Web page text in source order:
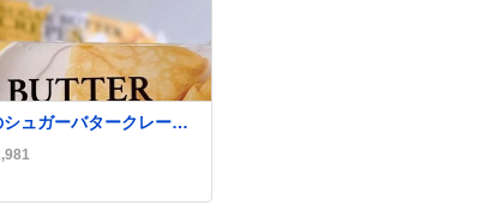
ュガーバタークレープ
い溜め🛒💭